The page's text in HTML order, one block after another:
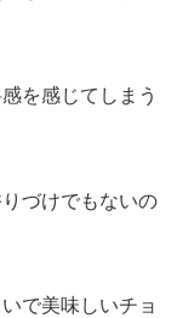
を感じてしまう
づけでもないの
で美味しいチョ